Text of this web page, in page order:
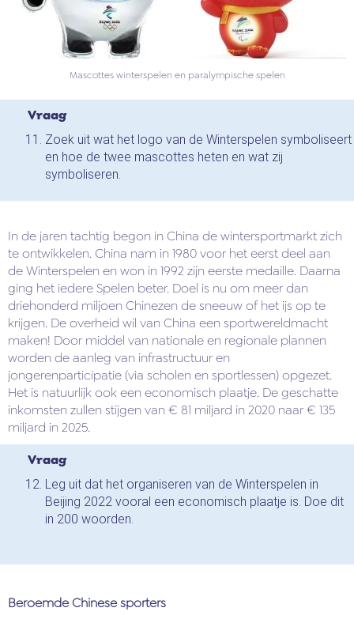
Mascottes winterspelen en paralympische spelen
Vraag
Zoek uit wat het logo van de Winterspelen symboliseert
en hoe de twee mascottes heten en wat zij
symboliseren.
In de jaren tachtig begon in China de wintersportmarkt zich
te ontwikkelen. China nam in 1980 voor het eerst deel aan
de Winterspelen en won in 1992 zijn eerste medaille. Daarna
ging het iedere Spelen beter. Doel is nu om meer dan
driehonderd miljoen Chinezen de sneeuw of het ijs op te
krijgen. De overheid wil van China een sportwereldmacht
maken! Door middel van nationale en regionale plannen
worden de aanleg van infrastructuur en
jongerenparticipatie (via scholen en sportlessen) opgezet.
Het is natuurlijk ook een economisch plaatje. De geschatte
inkomsten zullen stijgen van € 81 miljard in 2020 naar € 135
miljard in 2025.
Vraag
Leg uit dat het organiseren van de Winterspelen in
Beijing 2022 vooral een economisch plaatje is. Doe dit
in 200 woorden.
Beroemde Chinese sporters